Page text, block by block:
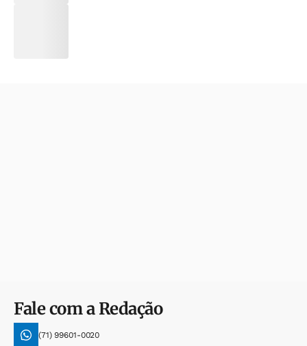
Fale com a Redação
(71) 99601-0020